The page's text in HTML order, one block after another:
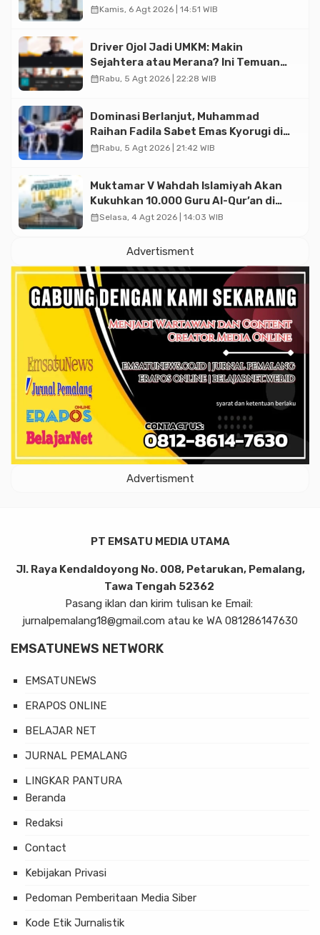
Triliun
calendar_monthKamis, 6 Agt 2026 | 14:51 WIB
Driver Ojol Jadi UMKM: Makin
Sejahtera atau Merana? Ini Temuan
Diskusi Paramadina
calendar_monthRabu, 5 Agt 2026 | 22:28 WIB
Dominasi Berlanjut, Muhammad
Raihan Fadila Sabet Emas Kyorugi di
Asian Taekwondo Indonesia Open
calendar_monthRabu, 5 Agt 2026 | 21:42 WIB
Muktamar V Wahdah Islamiyah Akan
Kukuhkan 10.000 Guru Al-Qur’an di
Masjid Istiqlal
calendar_monthSelasa, 4 Agt 2026 | 14:03 WIB
Advertisment
Advertisment
PT EMSATU MEDIA UTAMA
Jl. Raya Kendaldoyong No. 008, Petarukan, Pemalang,
Tawa Tengah 52362
Pasang iklan dan kirim tulisan ke Email:
jurnalpemalang18@gmail.com atau ke WA 081286147630
EMSATUNEWS NETWORK
EMSATUNEWS
ERAPOS ONLINE
BELAJAR NET
JURNAL PEMALANG
LINGKAR PANTURA
Beranda
Redaksi
Contact
Kebijakan Privasi
Pedoman Pemberitaan Media Siber
Kode Etik Jurnalistik